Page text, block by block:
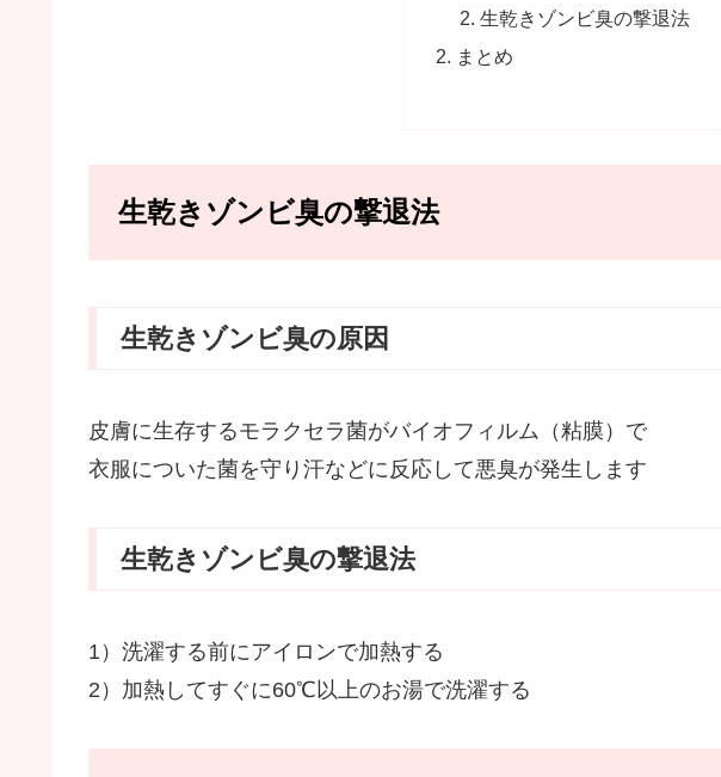
生乾きゾンビ臭の撃退法
まとめ
生乾きゾンビ臭の撃退法
生乾きゾンビ臭の原因
皮膚に生存するモラクセラ菌がバイオフィルム（粘膜）で
衣服についた菌を守り汗などに反応して悪臭が発生します
生乾きゾンビ臭の撃退法
1）洗濯する前にアイロンで加熱する
2）加熱してすぐに60℃以上のお湯で洗濯する